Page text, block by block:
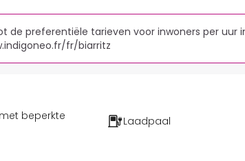
de preferentiële tarieven voor inwoners per uur
beperkte
Laadpaal